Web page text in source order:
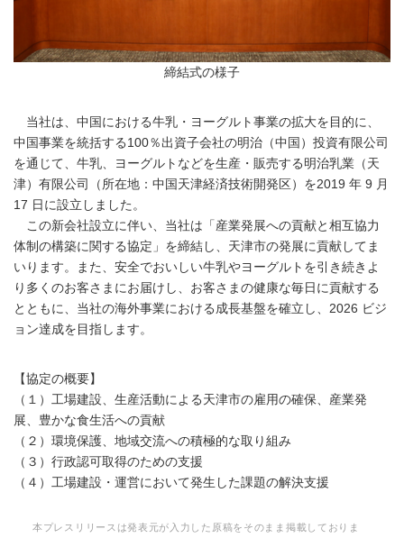
締結式の様子
当社は、中国における牛乳・ヨーグルト事業の拡大を目的に、
中国事業を統括する100％出資子会社の明治（中国）投資有限公司
を通じて、牛乳、ヨーグルトなどを生産・販売する明治乳業（天
津）有限公司（所在地：中国天津経済技術開発区）を2019 年 9 月
17 日に設立しました。
この新会社設立に伴い、当社は「産業発展への貢献と相互協力
体制の構築に関する協定」を締結し、天津市の発展に貢献してま
いります。また、安全でおいしい牛乳やヨーグルトを引き続きよ
り多くのお客さまにお届けし、お客さまの健康な毎日に貢献する
とともに、当社の海外事業における成長基盤を確立し、2026 ビジ
ョン達成を目指します。
【協定の概要】
（１）工場建設、生産活動による天津市の雇用の確保、産業発
展、豊かな食生活への貢献
（２）環境保護、地域交流への積極的な取り組み
（３）行政認可取得のための支援
（４）工場建設・運営において発生した課題の解決支援
本プレスリリースは発表元が入力した原稿をそのまま掲載しておりま